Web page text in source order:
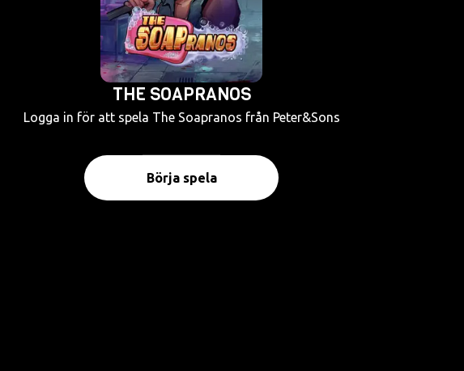
THE SOAPRANOS
Logga in för att spela The Soapranos från Peter&Sons
Börja spela